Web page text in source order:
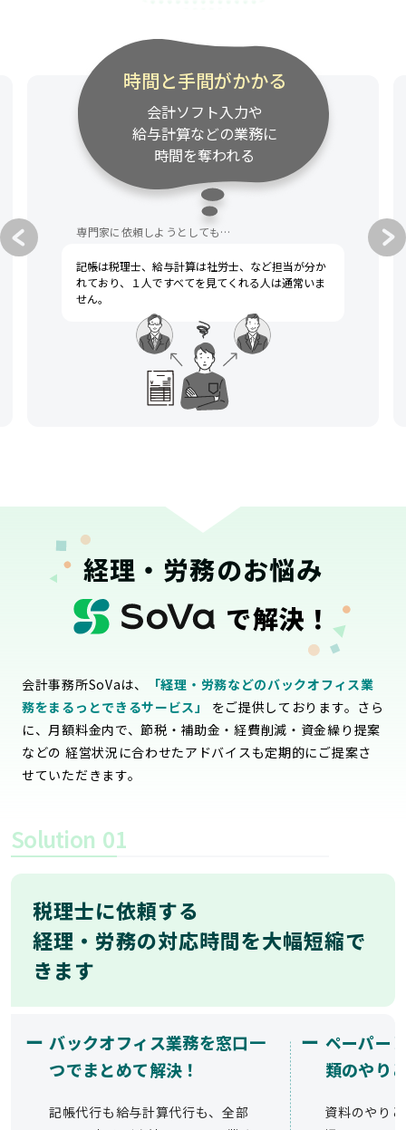
専門家の連絡が遅い
資料請求・質問への対応が
遅く、事業のスピード感に
付いてきてくれない
専門家に依頼しようとしても…
税理士への不満として、一般的によく挙げられるの
は「連絡が遅い」「話がわかりにくい」です。
経理・労務のお悩み
で解決！
会計事務所SoVaは、
「経理・労務などのバックオフィス業
務をまるっとできるサービス」
をご提供しております。さら
に、月額料金内で、節税・補助金・経費削減・資金繰り提案
などの 経営状況に合わせたアドバイスも定期的にご提案さ
せていただきます。
Solution 01
税理士に依頼する
経理・労務の対応時間を大幅短縮で
きます
ー バックオフィス業務を窓口一
つでまとめて解決！
記帳代行も給与計算代行も、全部
ー ペーパー
類のやり
資料のやり